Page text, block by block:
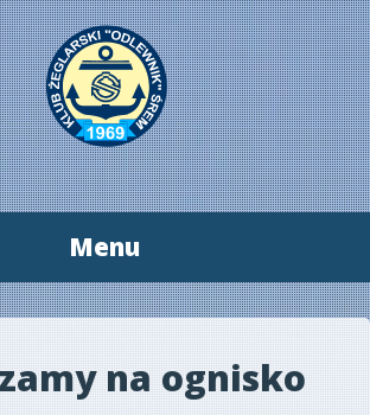
Menu
Przeskocz
do
na ognisko